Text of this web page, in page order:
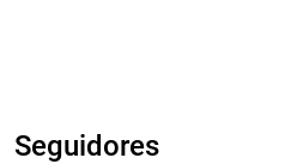
Seguidores